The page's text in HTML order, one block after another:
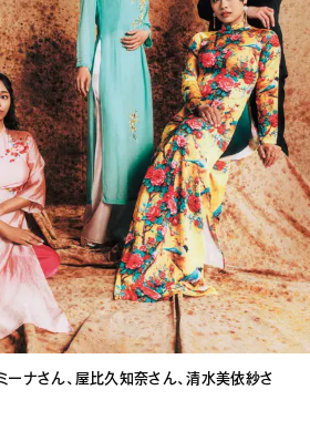
ーナさん、屋比久知奈さん、清水美依紗さ